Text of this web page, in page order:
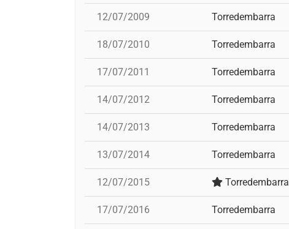
12/07/2009 Torredembarra
18/07/2010 Torredembarra
17/07/2011 Torredembarra
14/07/2012 Torredembarra
14/07/2013 Torredembarra
13/07/2014 Torredembarra
12/07/2015 Torredembarra
17/07/2016 Torredembarra